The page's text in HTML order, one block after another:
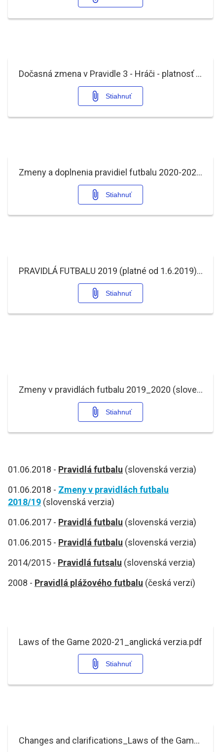
Dočasná zmena v Pravidle 3 - Hráči - platnosť len pre dohrávané stretnutia II.ligy a SP.pdf
Stiahnuť
Zmeny a doplnenia pravidiel futbalu 2020-2021.pdf
Stiahnuť
PRAVIDLÁ FUTBALU 2019 (platné od 1.6.2019), po úprave 22.1.2020 (optimized).pdf
Stiahnuť
Zmeny v pravidlách futbalu 2019_2020 (slovenská verzia).pdf
Stiahnuť
01.06.2018 - Pravidlá futbalu (slovenská verzia)
01.06.2018 - Zmeny v pravidlách futbalu
2018/19 (slovenská verzia)
01.06.2017 - Pravidlá futbalu (slovenská verzia)
01.06.2015 - Pravidlá futbalu (slovenská verzia)
2014/2015 - Pravidlá futsalu (slovenská verzia)
2008 - Pravidlá plážového futbalu (česká verzi)
Laws of the Game 2020-21_anglická verzia.pdf
Stiahnuť
Changes and clarifications_Laws of the Game 2020_21_EN.pdf